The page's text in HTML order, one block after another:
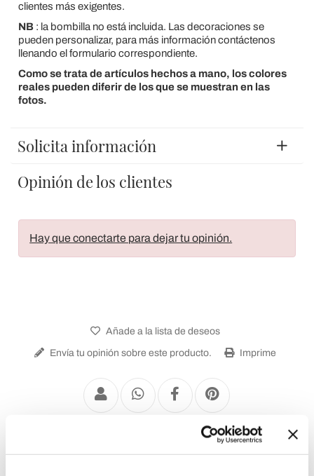
clientes más exigentes.
NB: la bombilla no está incluida. Las decoraciones se
pueden personalizar, para más información contáctenos
llenando el formulario correspondiente.
Como se trata de artículos hechos a mano, los colores
reales pueden diferir de los que se muestran en las
fotos.
Solicita información
Opinión de los clientes
Hay que conectarte para dejar tu opinión.
Añade a la lista de deseos
Envía tu opinión sobre este producto. Imprime
Apliques para Exteriores